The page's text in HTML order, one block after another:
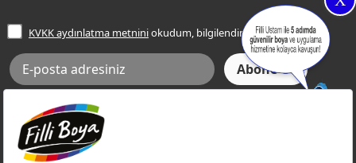
Frezya Rengi
Bilgi Toplumu Hizmetleri
İnternet Sitesi Kullanım Koşulları
KVKK Talep Formu
KVKK Aydınlatma Metni
KVKK aydınlatma metniniokudum, bilgilendim.
Aksi tarafımca bildirilene dek, Betek Boya ve Kimya Sanayi A.Ş.'nin
Filli Boya dahil tüm markaları ile ilgili kampanya, duyuru, hizmetler ve
tanıtım faaliyetleri vb. ile ilgili olarak e-posta yoluyla şahsıma